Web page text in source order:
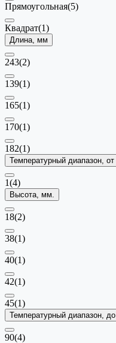
Прямоугольная(5)
Квадрат(1)
Длина, мм
243(2)
139(1)
165(1)
170(1)
182(1)
Температурный диапазон, от
1(4)
Высота, мм.
18(2)
38(1)
40(1)
42(1)
45(1)
Температурный диапазон, до
90(4)